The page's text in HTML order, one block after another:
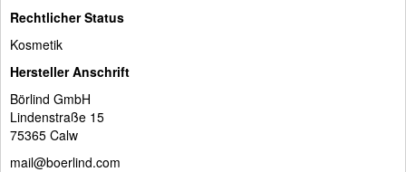
Rechtlicher Status
Kosmetik
Hersteller Anschrift
Börlind GmbH
Lindenstraße 15
75365 Calw
mail@boerlind.com